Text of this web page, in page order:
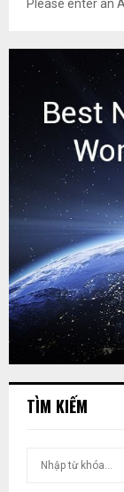
Please enter an
TÌM KIẾM